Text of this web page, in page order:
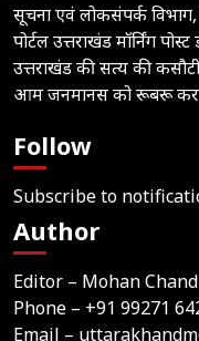
सूचना एवं लोकसंपर्क
पोर्टल उत्तराखंड मॉर्निंग
उत्तराखंड की सत्य की
आम जनमानस को रूबरू
Follow
Subscribe to
Author
Editor – Mohan
Phone – +91 99271
Email –